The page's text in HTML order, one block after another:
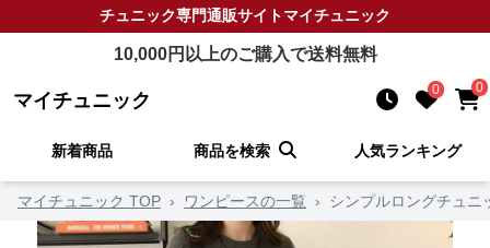
チュニック専門通販サイトマイチュニック
10,000円以上のご購入で送料無料
マイチュニック 0 0
新着商品 商品を検索 人気ランキング
マイチュニック TOP › ワンピースの一覧 › シンプルロングチュニ